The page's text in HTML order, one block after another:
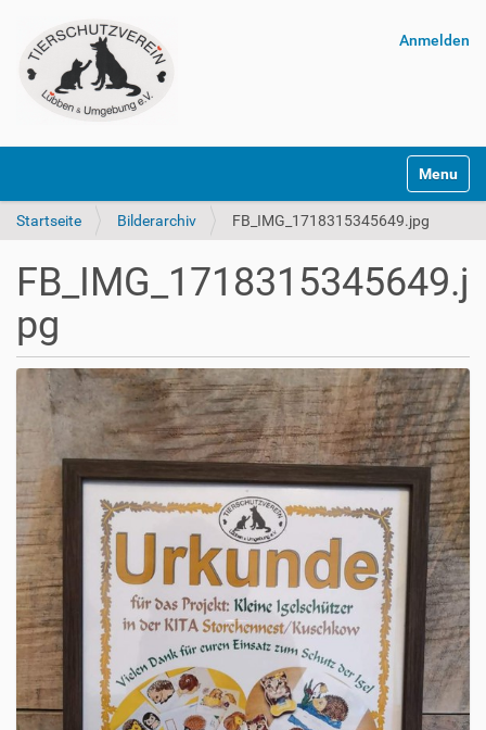
Anmelden
Startseite Bilderarchiv FB_IMG_1718315345649.jpg
FB_IMG_1718315345649.j
pg